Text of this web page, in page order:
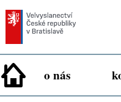
o nás